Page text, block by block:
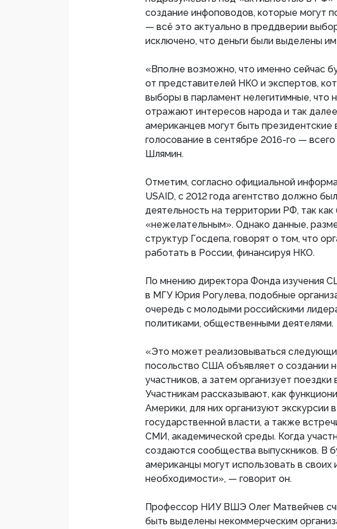
создание инфоповодов, которые могут
— всё это актуально в преддверии
исключено, что деньги были выделены
«Вполне возможно, что именно сейчас
от представителей НКО и экспертов,
выборы в парламент нелегитимные, что
отражают интересов народа и так
американцев могут быть президентские
голосование в сентябре 2016-го —
Шлямин.
Отметим, согласно официальной
USAID, с 2012 года агентство должно
деятельность на территории РФ, так
«нежелательным». Однако данные,
структур Госдепа, говорят о том, что
работать в России, финансируя НКО.
По мнению директора Фонда изучения
в МГУ Юрия Рогулева, подобные
очередь с молодыми российскими
политиками, общественными деятелями.
«Это может реализовываться
посольство США объявляет о создании
участников, а затем организует
Участникам рассказывают, как
Америки, для них организуют экскурсии
государственной власти, а также
СМИ, академической среды. Когда
создаются сообщества выпускников. В
американцы могут использовать в своих
необходимости», — говорит он.
Профессор НИУ ВШЭ Олег Матвейчев
быть выделены некоммерческим